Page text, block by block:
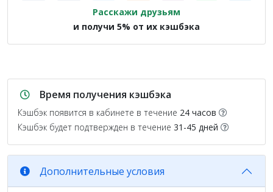
Расскажи друзьям
и получи 5% от их кэшбэка
Время получения кэшбэка
Кэшбэк появится в кабинете в течение 24 часов
Кэшбэк будет подтвержден в течение 31-45 дней
Дополнительные условия